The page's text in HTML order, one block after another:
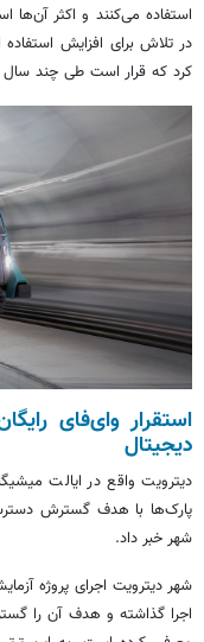
استفاده می‌کنند و اکثر آن‌ها
در تلاش برای افزایش استفاده
کرد که قرار است طی چند سال
استقرار وای‌فای
دیجیتال
دیترویت واقع در ایالت
پارک‌ها با هدف گسترش
شهر خبر داد.
شهر دیترویت اجرای پروژه
اجرا گذاشته و هدف آن را